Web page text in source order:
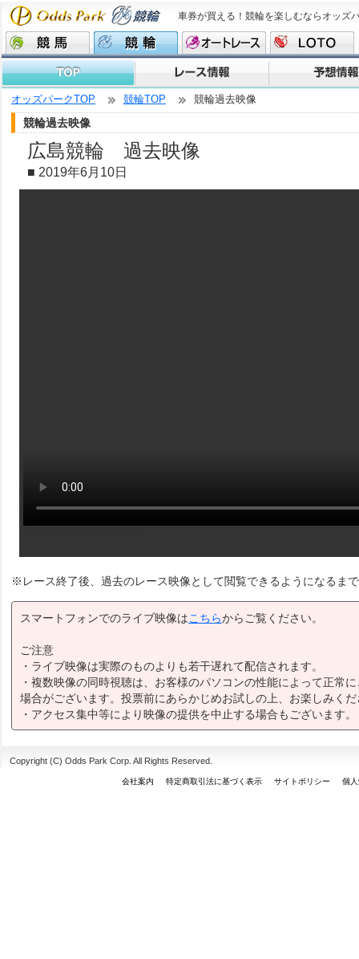
車券が買える！競輪を楽しむならオッズ
オッズパークTOP 競輪TOP 競輪過去映像
競輪過去映像
広島競輪 過去映像
■ 2019年6月10日
※レース終了後、過去のレース映像として閲覧できるようになるま
スマートフォンでのライブ映像はこちらからご覧ください。
ご注意
・ライブ映像は実際のものよりも若干遅れて配信されます。
・複数映像の同時視聴は、お客様のパソコンの性能によって正常
場合がございます。投票前にあらかじめお試しの上、お楽しみく
・アクセス集中等により映像の提供を中止する場合もございます。
Copyright (C) Odds Park Corp. All Rights Reserved.
会社案内 特定商取引法に基づく表示 サイトポリシー 個